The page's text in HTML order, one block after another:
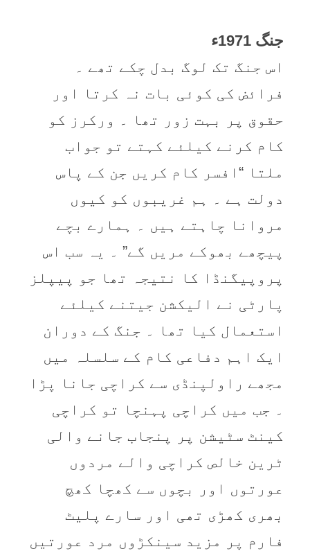
جنگ 1971ء
اس جنگ تک لوگ بدل چکے تھے ۔
فرائض کی کوئی بات نہ کرتا اور
حقوق پر بہت زور تھا ۔ ورکرز کو
کام کرنے کیلئے کہتے تو جواب
ملتا “افسر کام کریں جن کے پاس
دولت ہے ۔ ہم غریبوں کو کیوں
مروانا چاہتے ہیں ۔ ہمارے بچے
پیچھے بھوکے مریں گے” ۔ یہ سب اس
پروپیگنڈا کا نتیجہ تھا جو پیپلز
پارٹی نے الیکشن جیتنے کیلئے
استعمال کیا تھا ۔ جنگ کے دوران
ایک اہم دفاعی کام کے سلسلہ میں
مجھے راولپنڈی سے کراچی جانا پڑا
۔ جب میں کراچی پہنچا تو کراچی
کینٹ سٹیشن پر پنجاب جانے والی
ٹرین خالص کراچی والے مردوں
عورتوں اور بچوں سے کھچا کھچ
بھری کھڑی تھی اور سارے پلیٹ
فارم پر مزید سینکڑوں مرد عورتیں